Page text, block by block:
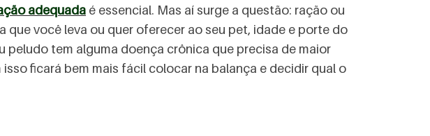
adequada é essencial. Mas aí surge a questão: ração ou
você leva ou quer oferecer ao seu pet, idade e porte do
peludo tem alguma doença crônica que precisa de maior
ficará bem mais fácil colocar na balança e decidir qual o